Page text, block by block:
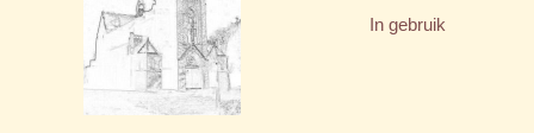
In gebruik